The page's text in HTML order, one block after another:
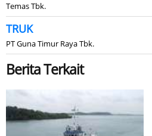
Temas Tbk.
TRUK
PT Guna Timur Raya Tbk.
Berita Terkait